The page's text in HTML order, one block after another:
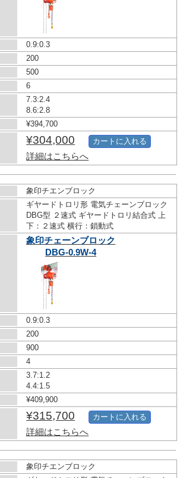
0.9:0.3
200
500
6
7.3:2.4
8.6:2.8
¥394,700
¥304,000
詳細はこちらへ
カートに入れる
象印チエンブロック
ギヤードトロリ形 電気チェーンブロック
DBG型 ２速式 ギヤードトロリ結合式 上
下：２速式 横行：鎖動式
象印チェーンブロック
DBG-0.9W-4
0.9:0.3
200
900
4
3.7:1.2
4.4:1.5
¥409,900
¥315,700
詳細はこちらへ
カートに入れる
象印チエンブロック